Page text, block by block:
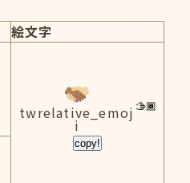
絵文字
twrelative_emoj
i
copy!